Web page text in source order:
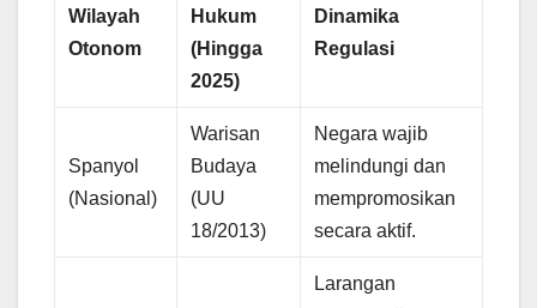
Wilayah
Otonom
Hukum
(Hingga
2025)
Dinamika
Regulasi
Spanyol
(Nasional)
Warisan
Budaya
(UU
18/2013)
Negara wajib
melindungi dan
mempromosikan
secara aktif.
Larangan